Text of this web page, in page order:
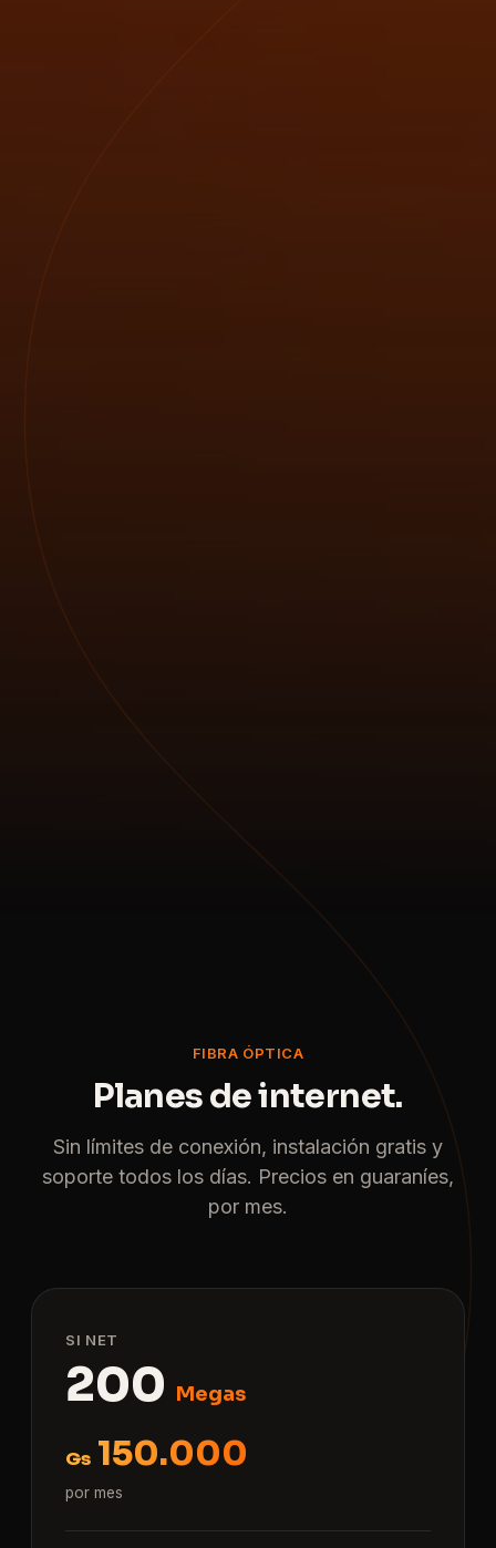
FIBRA ÓPTICA
Planes de internet.
Sin límites de conexión, instalación gratis y
soporte todos los días. Precios en guaraníes,
por mes.
SI NET
200 Megas
Gs 150.000
por mes